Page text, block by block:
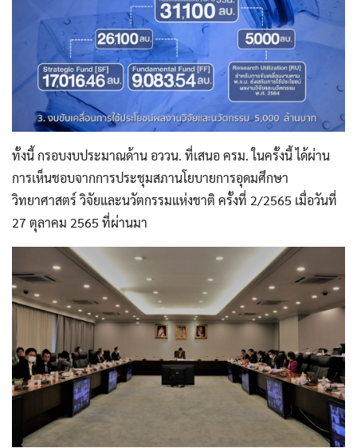
ทั้งนี้ กรอบงบประมาณด้าน อววน. ที่เสนอ ครม. ในครั้งนี้ ได้ผ่าน
การเห็นชอบจากการประชุมสภานโยบายการอุดมศึกษา
วิทยาศาสตร์ วิจัยและนวัตกรรมแห่งชาติ ครั้งที่ 2/2565 เมื่อวันที่
27 ตุลาคม 2565 ที่ผ่านมา